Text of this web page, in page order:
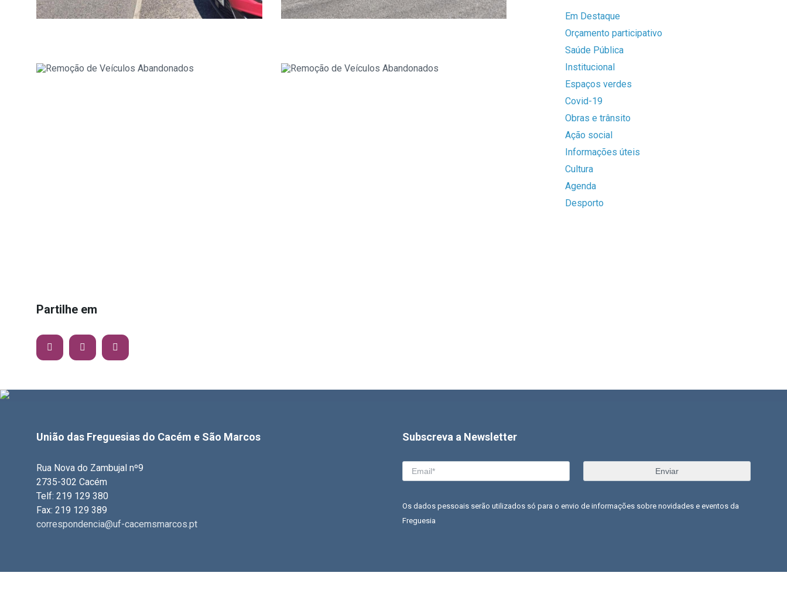
Em Destaque
Orçamento participativo
Saúde Pública
Institucional
Espaços verdes
Covid-19
Obras e trânsito
Ação social
Informações úteis
Cultura
Agenda
Desporto
Partilhe em
União das Freguesias do Cacém e São Marcos
Rua Nova do Zambujal nº9
2735-302 Cacém
Telf: 219 129 380
Fax: 219 129 389
correspondencia@uf-cacemsmarcos.pt
Subscreva a Newsletter
Os dados pessoais serão utilizados só para o envio de informações sobre novidades e eventos da
Freguesia